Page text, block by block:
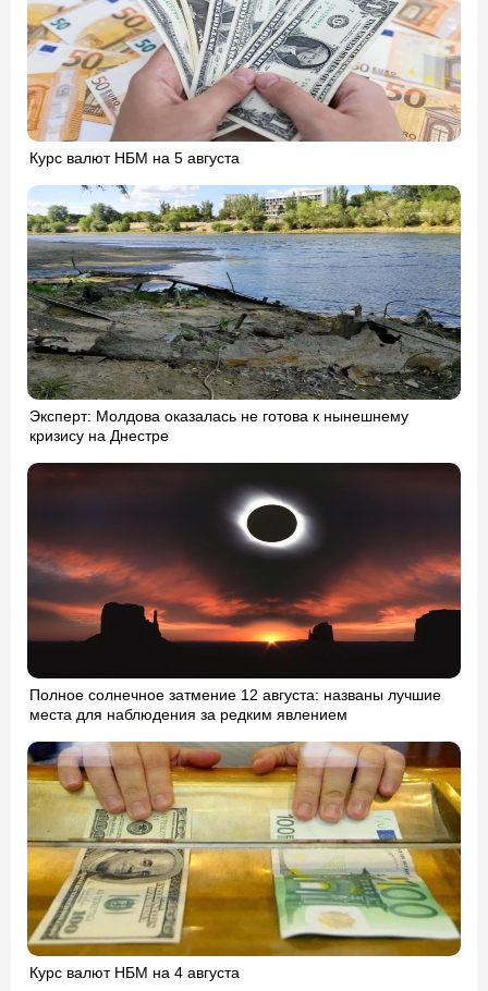
Курс валют НБМ на 5 августа
Эксперт: Молдова оказалась не готова к нынешнему
кризису на Днестре
Полное солнечное затмение 12 августа: названы лучшие
места для наблюдения за редким явлением
Курс валют НБМ на 4 августа